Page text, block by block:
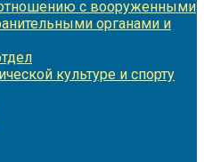
с вооруженными
органами и
культуре и спорту